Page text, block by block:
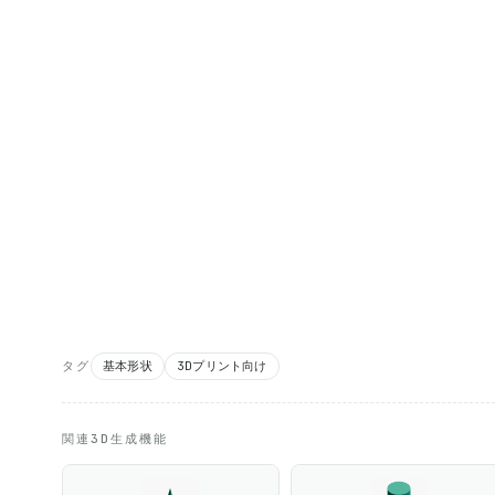
タグ 基本形状 3Dプリント向け
関連3D生成機能